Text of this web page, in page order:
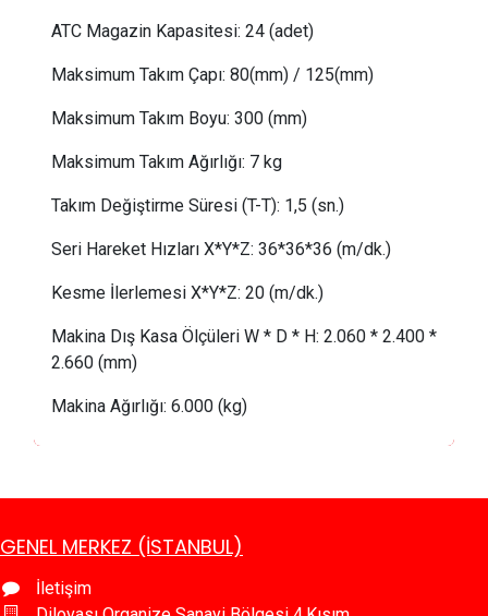
ATC Magazin Kapasitesi: 24 (adet)
Maksimum Takım Çapı: 80(mm) / 125(mm)
Maksimum Takım Boyu: 300 (mm)
Maksimum Takım Ağırlığı: 7 kg
Takım Değiştirme Süresi (T-T): 1,5 (sn.)
Seri Hareket Hızları X*Y*Z: 36*36*36 (m/dk.)
Kesme İlerlemesi X*Y*Z: 20 (m/dk.)
Makina Dış Kasa Ölçüleri W * D * H: 2.060 * 2.400 *
2.660 (mm)
Makina Ağırlığı: 6.000 (kg)
GENEL MERKEZ (İSTANBUL)
İletişim